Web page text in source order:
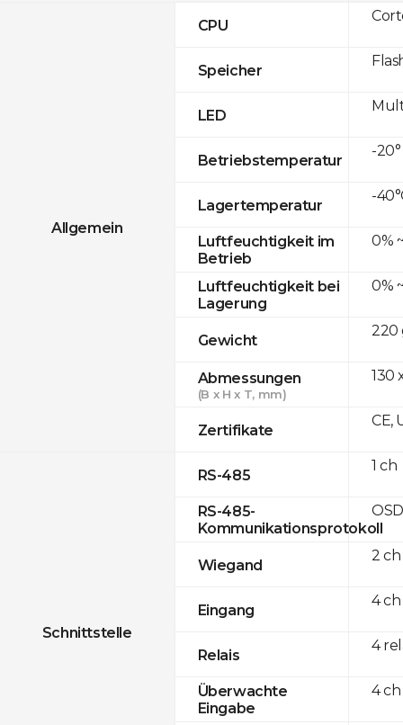
Allgemein
CPU
Speicher
LED
Betriebstemperatur
Lagertemperatur
Luftfeuchtigkeit im
Betrieb
Luftfeuchtigkeit bei
Lagerung
Gewicht
Abmessungen
(B x H x T, mm)
Zertifikate
Schnittstelle
RS-485
RS-485-
Kommunikationsprotokoll
Wiegand
Eingang
Relais
Überwachte
Eingabe
-20°
-
0%
0%
220
130
CE,
1 ch
2
4 ch
4
4 ch